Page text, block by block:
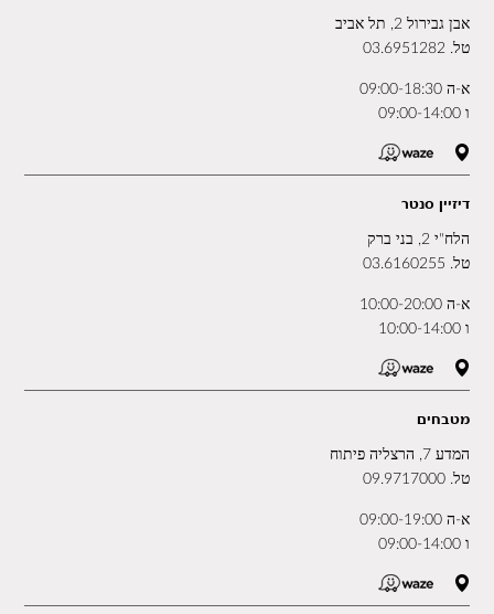
אבן גבירול 2, תל אביב
טל.03.6951282
א-ה 09:00-18:30
ו 09:00-14:00
דיזיין סנטר
הלח"י 2, בני ברק
טל. 03.6160255
א-ה 10:00-20:00
ו 10:00-14:00
מטבחים
המדע 7, הרצליה פיתוח
טל.09.9717000
א-ה 09:00-19:00
ו 09:00-14:00